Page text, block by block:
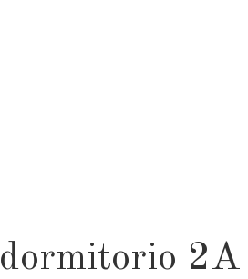
dormitorio 2A